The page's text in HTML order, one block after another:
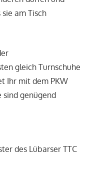
am Tisch
gleich Turnschuhe
Ihr mit dem PKW
sind genügend
des Lübarser TTC